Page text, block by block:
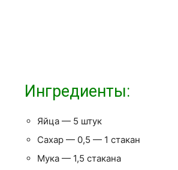
Ингредиенты:
Яйца — 5 штук
Сахар — 0,5 — 1 стакан
Мука — 1,5 стакана